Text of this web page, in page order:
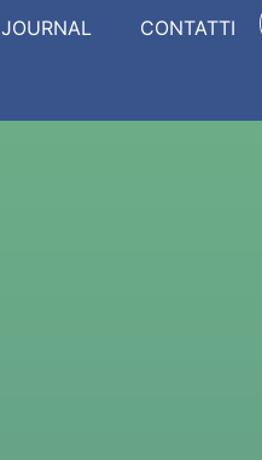
JOURNAL CONTATTI